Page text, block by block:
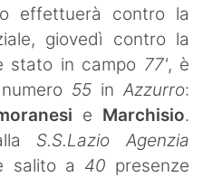
effettuerà contro la
giovedì contro la
stato in campo 77', è
55inAzzurro:
e Marchisio.
S.S.Lazio Agenzia
salito a 40 presenze